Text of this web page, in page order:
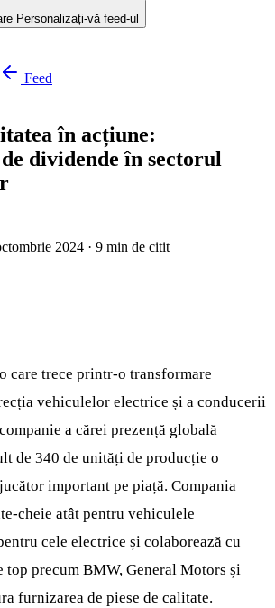
Personalizați-vă feed-ul
Feed
în acțiune:
dividende în sectorul
2024 · 9 min de citit
care trece printr-o transformare
vehiculelor electrice și a conducerii
a cărei prezență globală
de 340 de unități de producție o
important pe piață. Compania
cheie atât pentru vehiculele
cele electrice și colaborează cu
top precum BMW, General Motors și
furnizarea de piese de calitate.